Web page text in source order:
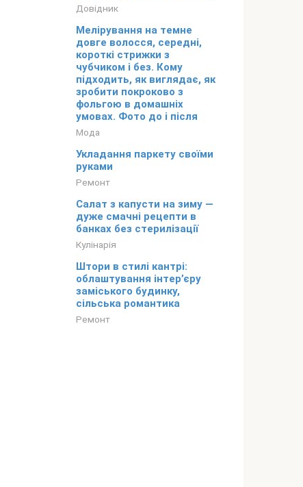
Довідник
Мелірування на темне
довге волосся, середні,
короткі стрижки з
чубчиком і без. Кому
підходить, як виглядає, як
зробити покроково з
фольгою в домашніх
умовах. Фото до і після
Мода
Укладання паркету своїми
руками
Ремонт
Салат з капусти на зиму —
дуже смачні рецепти в
банках без стерилізації
Кулінарія
Штори в стилі кантрі:
облаштування інтер’єру
заміського будинку,
сільська романтика
Ремонт